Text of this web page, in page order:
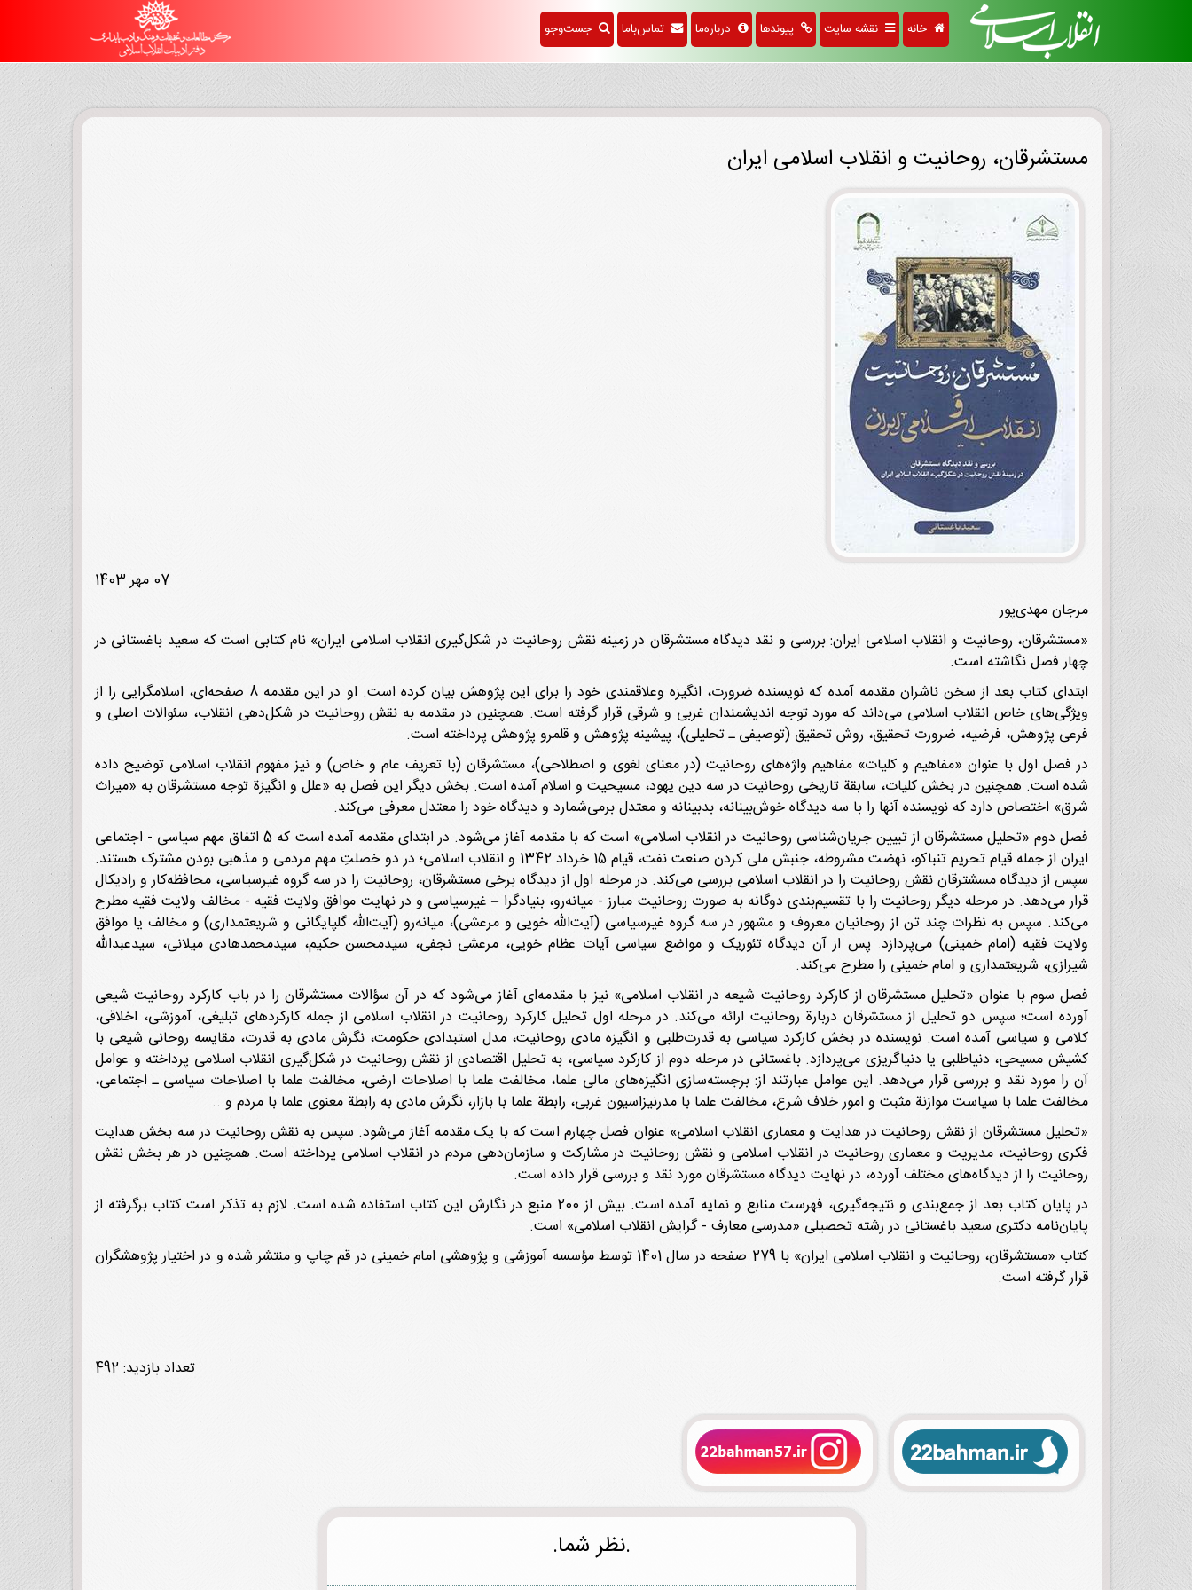
خانه نقشه سایت پیوندها درباره‌ما تماس‌باما جست‌وجو
مستشرقان، روحانیت و انقلاب اسلامی ایران
07 مهر 1403
مرجان مهدی‌پور
«مستشرقان، روحانیت و انقلاب اسلامی ایران: بررسی و نقد دیدگاه مستشرقان در زمینه نقش روحانیت در شکل‌گیری انقلاب اسلامی ایران» نام کتابی است که سعید باغستانی در
چهار فصل نگاشته است.
ابتدای کتاب بعد از سخن ناشران مقدمه آمده که نویسنده ضرورت، انگیزه وعلاقمندی خود را برای این پژوهش بیان کرده است. او در این مقدمه 8 صفحه‌ای، اسلامگرایی را از
ویژگی‌‌های خاص انقلاب اسلامی می‌داند که مورد توجه اندیشمندان غربی و شرقی قرار گرفته است. همچنین در مقدمه به نقش روحانیت در شکل‌دهی انقلاب، سئوالات اصلی و
فرعی پژوهش، فرضیه، ضرورت تحقیق، روش تحقیق (توصیفی ـ تحلیلی)، پیشینه پژوهش و قلمرو پژوهش پرداخته است.
در فصل اول با عنوان «مفاهیم و کلیات» مفاهیم واژه‌های روحانیت (در معنای لغوی و اصطلاحی)، مستشرقان (با تعریف عام و خاص) و نیز مفهوم انقلاب اسلامی توضیح داده
شده است. همچنین در بخش کلیات، سابقة تاریخی روحانیت در سه دین یهود، مسیحیت و اسلام آمده است. بخش دیگر این فصل به «علل و انگیزة توجه مستشرقان به «میراث
شرق» اختصاص دارد که نویسنده آنها را با سه دیدگاه خوش‌بینانه، بدبینانه و معتدل برمی‌شمارد و دیدگاه خود را معتدل معرفی می‌کند.
فصل دوم «تحلیل مستشرقان از تبیین جریان‌شناسی روحانیت در انقلاب اسلامی» است که با مقدمه‌ آغاز می‌شود. در ابتدای مقدمه آمده است که 5 اتفاق مهم سیاسی - اجتماعی
ایران از جمله قیام تحریم تنباکو، نهضت مشروطه، جنبش ملی کردن صنعت نفت، قیام 15 خرداد 1342 و انقلاب اسلامی؛ در دو خصلتِ مهم مردمی و مذهبی بودن مشترک هستند.
سپس از دیدگاه مسشترقان نقش روحانیت را در انقلاب اسلامی بررسی می‌کند. در مرحله اول از دیدگاه برخی مستشرقان، روحانیت را در سه گروه غیرسیاسی، محافظه‌کار و رادیکال
قرار می‌دهد. در مرحله دیگر روحانیت را با تقسیم‌بندی دوگانه به صورت روحانیت مبارز - میانه‌رو، بنیادگرا – غیرسیاسی و در نهایت موافق ولایت فقیه - مخالف ولایت فقیه مطرح
می‌کند. سپس به نظرات چند تن از روحانیان معروف و مشهور در سه گروه غیرسیاسی (آیت‌الله خویی و مرعشی)، میانه‌رو (آیت‌الله گلپایگانی و شریعتمداری) و مخالف یا موافق
ولایت فقیه (امام خمینی) می‌پردازد. پس از آن دیدگاه تئوریک و مواضع سیاسی آیات عظام خویی، مرعشی نجفی، سیدمحسن حکیم، سیدمحمدهادی میلانی، سیدعبدالله
شیرازی، شریعتمداری و امام خمینی را مطرح می‌کند.
فصل سوم با عنوان «تحلیل مستشرقان از کارکرد روحانیت شیعه در انقلاب اسلامی» نیز با مقدمه‌ای آغاز می‌شود که در آن سؤالات مستشرقان را در باب کارکرد روحانیت شیعی
آورده است؛ سپس دو تحلیل از مستشرقان دربارة روحانیت ارائه می‌کند. در مرحله اول تحلیل کارکرد روحانیت در انقلاب اسلامی از جمله کارکردهای تبلیغی، آموزشی، اخلاقی،
کلامی و سیاسی آمده است. نویسنده در بخش کارکرد سیاسی به قدرت‌طلبی و انگیزه مادی روحانیت، مدل استبدادی حکومت، نگرش مادی به قدرت، مقایسه روحانی شیعی با
کشیش مسیحی، دنیاطلبی یا دنیاگریزی می‌پردازد. باغستانی در مرحله دوم از کارکرد سیاسی، به تحلیل اقتصادی از نقش روحانیت در شکل‌گیری انقلاب اسلامی پرداخته و عوامل
آن را مورد نقد و بررسی قرار می‌دهد. این عوامل عبارتند از: برجسته‌سازی انگیزه‌های مالی علما، مخالفت علما با اصلاحات ارضی، مخالفت علما با اصلاحات سیاسی ـ اجتماعی،
مخالفت علما با سیاست موازنة‌ مثبت و امور خلاف شرع، مخالفت علما با مدرنیزاسیون غربی، رابطة علما با بازار، نگرش مادی به رابطة معنوی علما با مردم و...
«تحلیل مستشرقان از نقش روحانیت در هدایت و معماری انقلاب اسلامی» عنوان فصل چهارم است که با یک مقدمه آغاز می‌شود. سپس به نقش روحانیت در سه بخش هدایت
فکری روحانیت، مدیریت و معماری روحانیت در انقلاب اسلامی و نقش روحانیت در مشارکت و سازمان‌‌دهی مردم در انقلاب اسلامی پرداخته است. همچنین در هر بخش نقش
روحانیت را از دیدگاه‌های مختلف آورده، در نهایت دیدگاه مستشرقان مورد نقد و بررسی قرار داده است.
در پایان کتاب بعد از جمع‌بندی و نتیجه‌گیری، فهرست منابع و نمایه آمده است. بیش از 200 منبع در نگارش این کتاب استفاده شده است. لازم به تذکر است کتاب برگرفته از
پایان‌نامه دکتری سعید باغستانی در رشته تحصیلی «مدرسی معارف - گرایش انقلاب اسلامی» است.
کتاب «مستشرقان، روحانیت و انقلاب اسلامی ایران» با 279 صفحه در سال 1401 توسط مؤسسه آموزشی و پژوهشی امام خمینی در قم چاپ و منتشر شده و در اختیار پژوهشگران
قرار گرفته است.
تعداد بازدید: 492
.نظر شما.